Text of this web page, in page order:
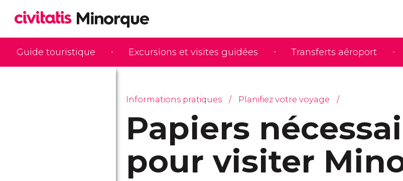
Guide touristique Excursions et visites guidées Transferts aéroport
Informations pratiques Planifiez votre voyage
Papiers
pour visiter